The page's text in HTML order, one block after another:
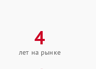
4
лет на рынке